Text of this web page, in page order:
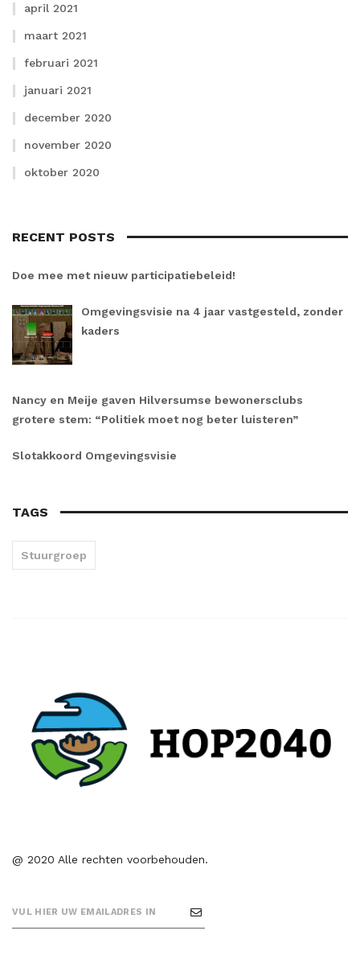
april 2021
maart 2021
februari 2021
januari 2021
december 2020
november 2020
oktober 2020
RECENT POSTS
Doe mee met nieuw participatiebeleid!
Omgevingsvisie na 4 jaar vastgesteld, zonder
kaders
Nancy en Meije gaven Hilversumse bewonersclubs
grotere stem: “Politiek moet nog beter luisteren”
Slotakkoord Omgevingsvisie
TAGS
Stuurgroep
@ 2020 Alle rechten voorbehouden.